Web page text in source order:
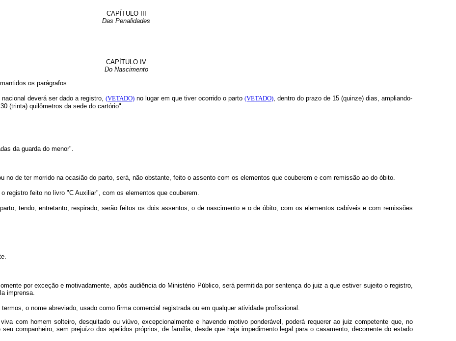
CAPÍTULO III
Das Penalidades
CAPÍTULO IV
Do Nascimento
os parágrafos.
deverá ser dado a registro, (VETADO) no lugar em que tiver ocorrido o parto (VETADO), dentro do prazo de 15 (quinze) dias, ampliando-
(trinta) quilômetros da sede do cartório".
da guarda do menor".
no de ter morrido na ocasião do parto, será, não obstante, feito o assento com os elementos que couberem e com remissão ao do óbito.
registro feito no livro "C Auxiliar", com os elementos que couberem.
tendo, entretanto, respirado, serão feitos os dois assentos, o de nascimento e o de óbito, com os elementos cabíveis e com remissões
por exceção e motivadamente, após audiência do Ministério Público, será permitida por sentença do juiz a que estiver sujeito o registro,
imprensa.
o nome abreviado, usado como firma comercial registrada ou em qualquer atividade profissional.
com homem solteiro, desquitado ou viúvo, excepcionalmente e havendo motivo ponderável, poderá requerer ao juiz competente que, no
companheiro, sem prejuízo dos apelidos próprios, de família, desde que haja impedimento legal para o casamento, decorrente do estado